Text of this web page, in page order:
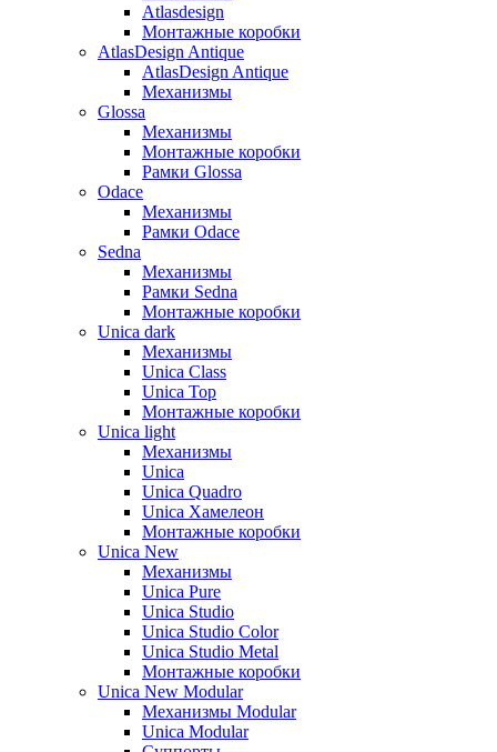
Atlasdesign
Монтажные коробки
AtlasDesign Antique
AtlasDesign Antique
Механизмы
Glossa
Механизмы
Монтажные коробки
Рамки Glossa
Odace
Механизмы
Рамки Odace
Sedna
Механизмы
Рамки Sedna
Монтажные коробки
Unica dark
Механизмы
Unica Class
Unica Top
Монтажные коробки
Unica light
Механизмы
Unica
Unica Quadro
Unica Хамелеон
Монтажные коробки
Unica New
Механизмы
Unica Pure
Unica Studio
Unica Studio Color
Unica Studio Metal
Монтажные коробки
Unica New Modular
Механизмы Modular
Unica Modular